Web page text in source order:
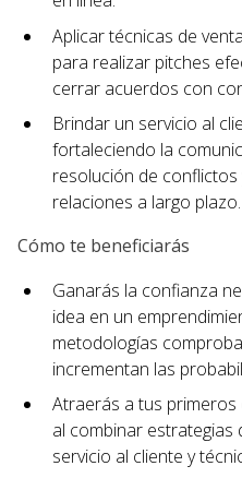
Aplicar técnicas de
para realizar pitches
cerrar acuerdos con
Brindar un servicio al
fortaleciendo la
resolución de
relaciones a largo plazo.
Cómo te beneficiarás
Ganarás la confianza
idea en un
metodologías
incrementan las
Atraerás a tus
al combinar estrategias
servicio al cliente y